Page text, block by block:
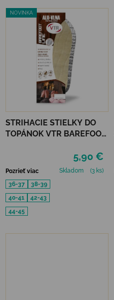
NOVINKA
STRIHACIE STIELKY DO
TOPÁNOK VTR BAREFOOT
5,90 €
Pozrieť viac Skladom
(3 ks)
36-37
38-39
40-41
42-43
44-45